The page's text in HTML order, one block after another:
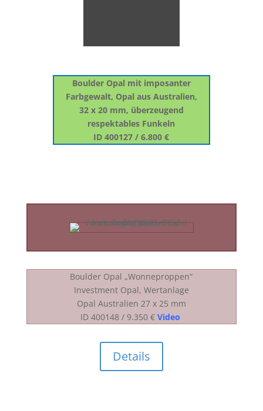
Boulder Opal mit imposanter
Farbgewalt, Opal aus Australien,
32 x 20 mm, überzeugend
respektables Funkeln
ID 400127 / 6.800 €
Boulder Opal „Wonneproppen“
Investment Opal, Wertanlage
Opal Australien 27 x 25 mm
ID 400148 / 9.350 € Video
Details